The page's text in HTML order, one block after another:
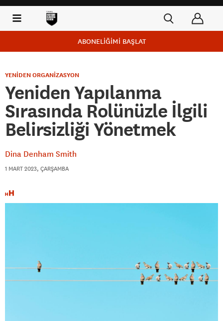
ABONELİĞİMİ BAŞLAT
YENİDEN ORGANİZASYON
Yeniden Yapılanma
Sırasında Rolünüzle İlgili
Belirsizliği Yönetmek
Dina Denham Smith
1 MART 2023, ÇARŞAMBA